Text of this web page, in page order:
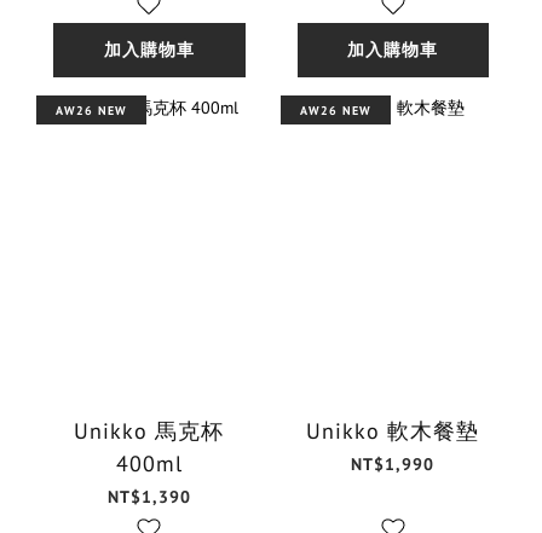
加入購物車 加入購物車
AW26 NEW
Unikko 馬克杯
400ml
NT$1,390
AW26 NEW
Unikko 軟木餐墊
NT$1,990